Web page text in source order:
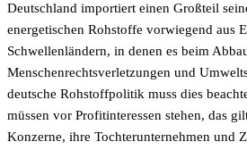
Deutschland importiert einen Großteil
energetischen Rohstoffe vorwiegend aus
Schwellenländern, in denen es beim
Menschenrechtsverletzungen und
deutsche Rohstoffpolitik muss dies
müssen vor Profitinteressen stehen, das
Konzerne, ihre Tochterunternehmen und